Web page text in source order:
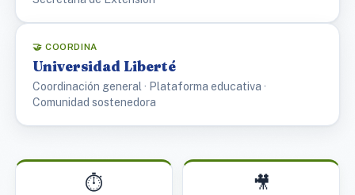
🤝 COORDINA
Universidad Liberté
Coordinación general · Plataforma educativa ·
Comunidad sostenedora
⏱️ 🎥